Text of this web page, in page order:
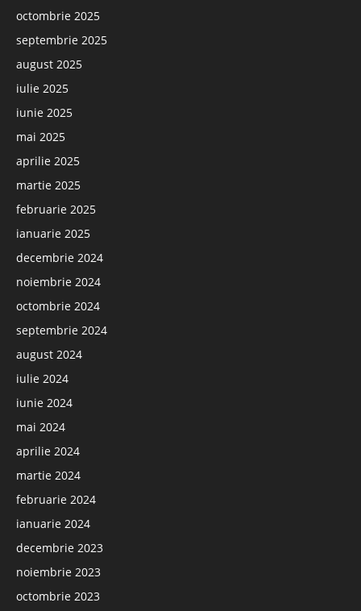
octombrie 2025
septembrie 2025
august 2025
iulie 2025
iunie 2025
mai 2025
aprilie 2025
martie 2025
februarie 2025
ianuarie 2025
decembrie 2024
noiembrie 2024
octombrie 2024
septembrie 2024
august 2024
iulie 2024
iunie 2024
mai 2024
aprilie 2024
martie 2024
februarie 2024
ianuarie 2024
decembrie 2023
noiembrie 2023
octombrie 2023